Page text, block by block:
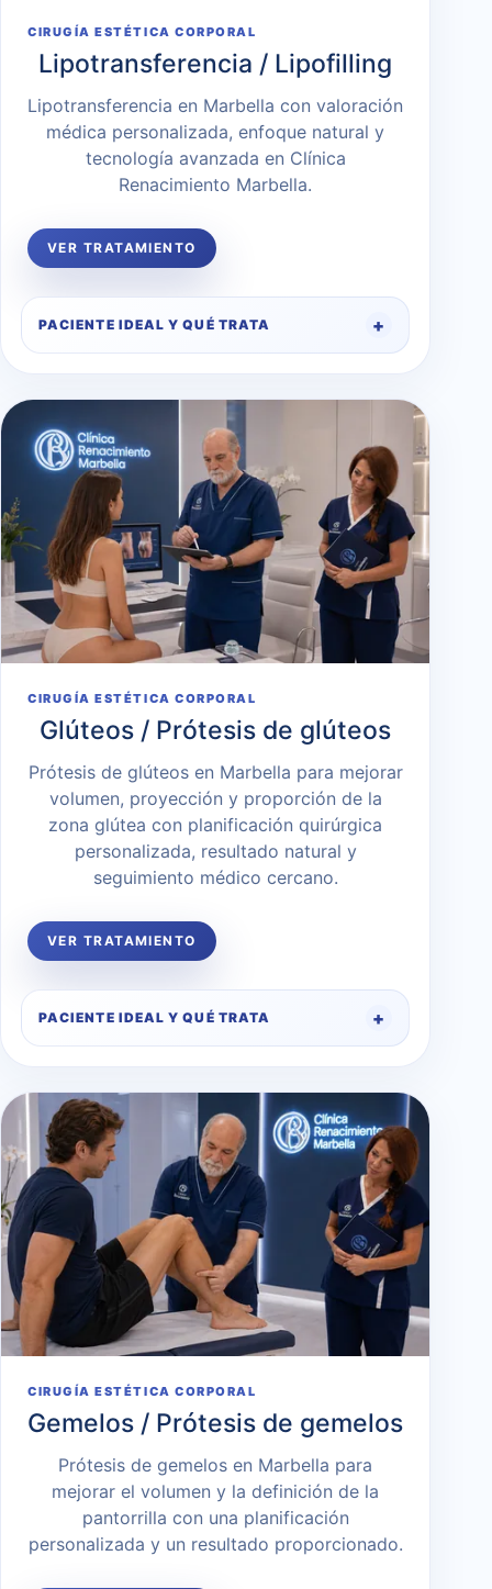
CIRUGÍA ESTÉTICA CORPORAL
Lipotransferencia / Lipofilling
Lipotransferencia en Marbella con valoración
médica personalizada, enfoque natural y
tecnología avanzada en Clínica
Renacimiento Marbella.
VER TRATAMIENTO
PACIENTE IDEAL Y QUÉ TRATA
CIRUGÍA ESTÉTICA CORPORAL
Glúteos / Prótesis de glúteos
Prótesis de glúteos en Marbella para mejorar
volumen, proyección y proporción de la
zona glútea con planificación quirúrgica
personalizada, resultado natural y
seguimiento médico cercano.
VER TRATAMIENTO
PACIENTE IDEAL Y QUÉ TRATA
CIRUGÍA ESTÉTICA CORPORAL
Gemelos / Prótesis de gemelos
Prótesis de gemelos en Marbella para
mejorar el volumen y la definición de la
pantorrilla con una planificación
personalizada y un resultado proporcionado.